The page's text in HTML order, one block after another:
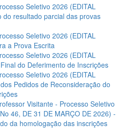
Seletivo 2026 (EDITAL
do resultado parcial das provas
Seletivo 2026 (EDITAL
a Prova Escrita
Seletivo 2026 (EDITAL
do Deferimento de Inscrições
Seletivo 2026 (EDITAL
Pedidos de Reconsideração do
Visitante - Processo Seletivo
46, DE 31 DE MARÇO DE 2026) -
da homologação das inscrições